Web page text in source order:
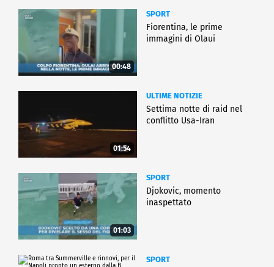
00:48
SPORT
Fiorentina, le prime
immagini di Olaui
01:54
ULTIME NOTIZIE
Settima notte di raid nel
conflitto Usa-Iran
01:03
SPORT
Djokovic, momento
inaspettato
SPORT